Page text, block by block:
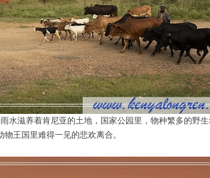
滋养着肯尼亚的土地，国家公园里，物种繁多的野生
王国里难得一见的悲欢离合。